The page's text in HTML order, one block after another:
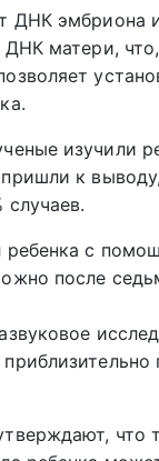
ДНК эмбриона
ДНК матери,
изучили
к
случаев.
ребенка с
после
что